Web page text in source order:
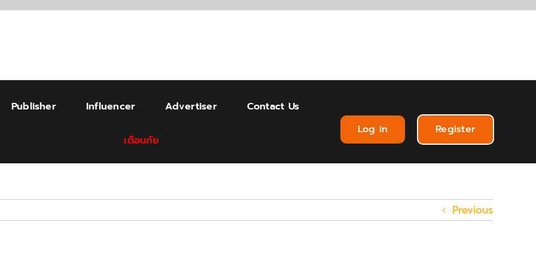
Publisher Influencer Advertiser Contact Us
เตือนภัย
Log in Register
Previous